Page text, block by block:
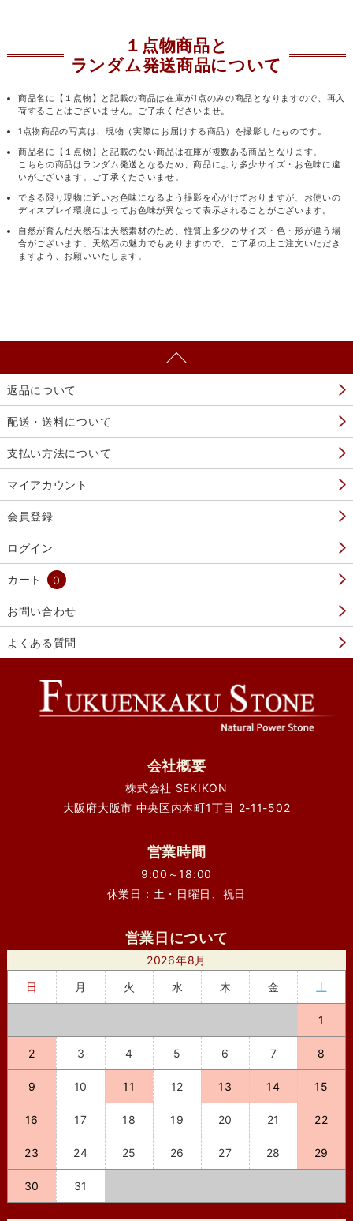
１点物商品と
ランダム発送商品について
商品名に【１点物】と記載の商品は在庫が1点のみの商品となりますので、再入
荷することはございません。ご了承くださいませ。
1点物商品の写真は、現物（実際にお届けする商品）を撮影したものです。
商品名に【１点物】と記載のない商品は在庫が複数ある商品となります。
こちらの商品はランダム発送となるため、商品により多少サイズ・お色味に違
いがございます。ご了承くださいませ。
できる限り現物に近いお色味になるよう撮影を心がけておりますが、お使いの
ディスプレイ環境によってお色味が異なって表示されることがございます。
自然が育んだ天然石は天然素材のため、性質上多少のサイズ・色・形が違う場
合がございます。天然石の魅力でもありますので、ご了承の上ご注文いただき
ますよう、お願いいたします。
返品について
配送・送料について
支払い方法について
マイアカウント
会員登録
ログイン
カート 0
お問い合わせ
よくある質問
会社概要
株式会社 SEKIKON
大阪府大阪市 中央区内本町1丁目 2-11-502
営業時間
9:00～18:00
休業日：土・日曜日、祝日
営業日について
2026年8月
日
月 火 水 木 金 土
1
2 3 4 5 6 7 8
9 10 11 12 13 14 15
16 17 18 19 20 21 22
23 24 25 26 27 28 29
30 31